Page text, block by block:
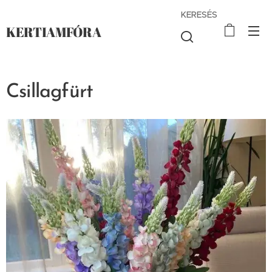
KERTIAMFÓRA
KERESÉS
Csillagfürt